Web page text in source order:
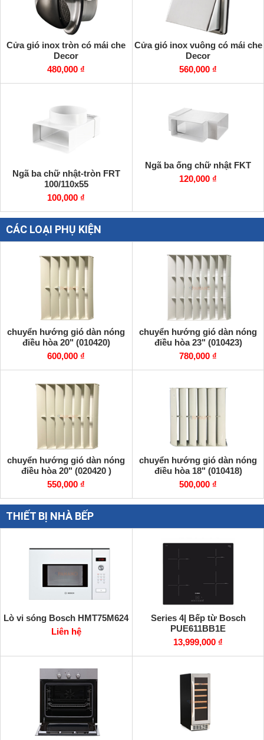
Cửa gió inox tròn có mái che
Decor
480,000 ₫
Cửa gió inox vuông có mái che
Decor
560,000 ₫
Ngã ba chữ nhật-tròn FRT
100/110x55
100,000 ₫
Ngã ba ống chữ nhật FKT
120,000 ₫
CÁC LOẠI PHỤ KIỆN
chuyển hướng gió dàn nóng
điều hòa 20" (010420)
600,000 ₫
chuyển hướng gió dàn nóng
điều hòa 23" (010423)
780,000 ₫
chuyển hướng gió dàn nóng
điều hòa 20" (020420 )
550,000 ₫
chuyển hướng gió dàn nóng
điều hòa 18" (010418)
500,000 ₫
THIẾT BỊ NHÀ BẾP
Lò vi sóng Bosch HMT75M624
Liên hệ
Series 4| Bếp từ Bosch
PUE611BB1E
13,999,000 ₫